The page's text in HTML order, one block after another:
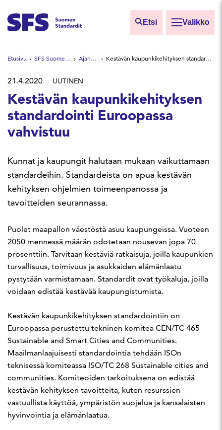
Etsi Valikko
Etsi sivuilta
Hae hakutermillä
Etusivu SFS Suomen Standardit Ajankohtaista Kestävän kaupunkikehityksen standardointi Euroopassa vahvistuu
21.4.2020 UUTINEN
Kestävän kaupunkikehityksen
standardointi Euroopassa
vahvistuu
Kunnat ja kaupungit halutaan mukaan vaikuttamaan
standardeihin. Standardeista on apua kestävän
kehityksen ohjelmien toimeenpanossa ja
tavoitteiden seurannassa.
Puolet maapallon väestöstä asuu kaupungeissa. Vuoteen
2050 mennessä määrän odotetaan nousevan jopa 70
prosenttiin. Tarvitaan kestäviä ratkaisuja, joilla kaupunkien
turvallisuus, toimivuus ja asukkaiden elämänlaatu
pystytään varmistamaan. Standardit ovat työkaluja, joilla
voidaan edistää kestävää kaupungistumista.
Kestävän kaupunkikehityksen standardointiin on
Euroopassa perustettu tekninen komitea CEN/TC 465
Sustainable and Smart Cities and Communities.
Maailmanlaajuisesti standardointia tehdään ISOn
teknisessä komiteassa ISO/TC 268 Sustainable cities and
communities. Komiteoiden tarkoituksena on edistää
kestävän kehityksen tavoitteita, kuten resurssien
vastuullista käyttöä, ympäristön suojelua ja kansalaisten
hyvinvointia ja elämänlaatua.